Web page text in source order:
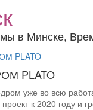
в Минске,
PLATO
уже во всю
к 2020 году и